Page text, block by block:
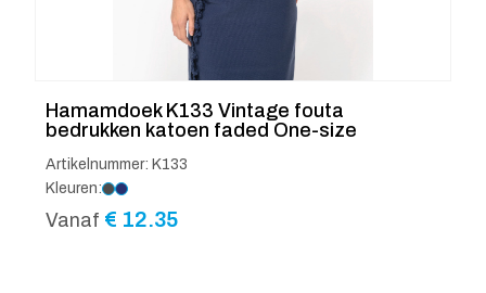
Hamamdoek K133 Vintage fouta
bedrukken katoen faded One-size
Artikelnummer: K133
Kleuren:
Vanaf € 12.35